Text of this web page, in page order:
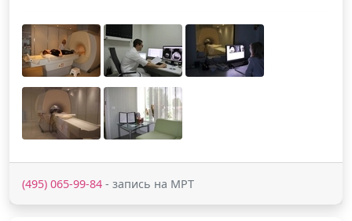
(495) 065-99-84 - запись на МРТ